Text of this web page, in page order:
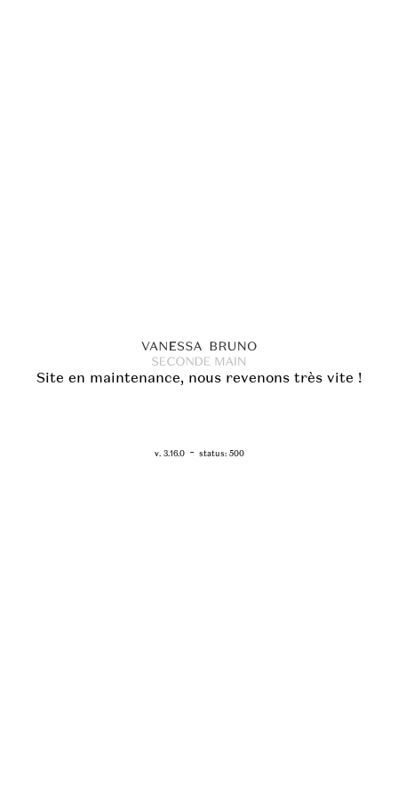
Site en maintenance, nous revenons très vite !
v. 3.16.0- status: 500